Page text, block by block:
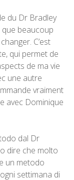
du Dr Bradley
beaucoup
C’est
qui permet de
de ma vie
une autre
vraiment
avec Dominique
dal Dr
dire che molto
un metodo
settimana di